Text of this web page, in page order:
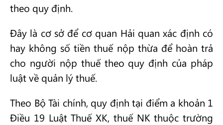
theo quy định.
Đây là cơ sở để cơ quan Hải quan xác định có
hay không số tiền thuế nộp thừa để hoàn trả
cho người nộp thuế theo quy định của pháp
luật về quản lý thuế.
Theo Bộ Tài chính, quy định tại điểm a khoản 1
Điều 19 Luật Thuế XK, thuế NK thuộc trường